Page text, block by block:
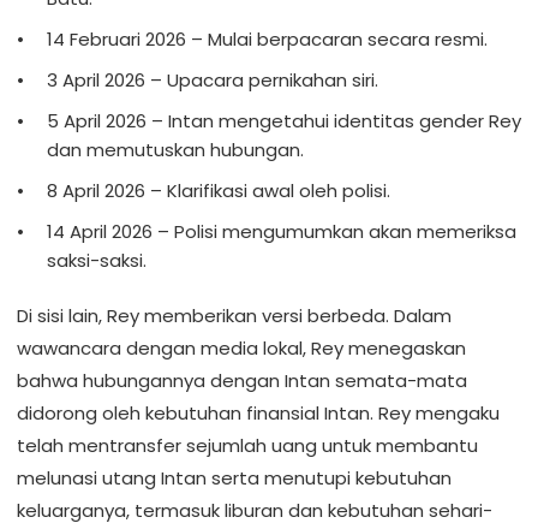
14 Februari 2026 – Mulai berpacaran secara resmi.
3 April 2026 – Upacara pernikahan siri.
5 April 2026 – Intan mengetahui identitas gender Rey
dan memutuskan hubungan.
8 April 2026 – Klarifikasi awal oleh polisi.
14 April 2026 – Polisi mengumumkan akan memeriksa
saksi-saksi.
Di sisi lain, Rey memberikan versi berbeda. Dalam
wawancara dengan media lokal, Rey menegaskan
bahwa hubungannya dengan Intan semata-mata
didorong oleh kebutuhan finansial Intan. Rey mengaku
telah mentransfer sejumlah uang untuk membantu
melunasi utang Intan serta menutupi kebutuhan
keluarganya, termasuk liburan dan kebutuhan sehari-